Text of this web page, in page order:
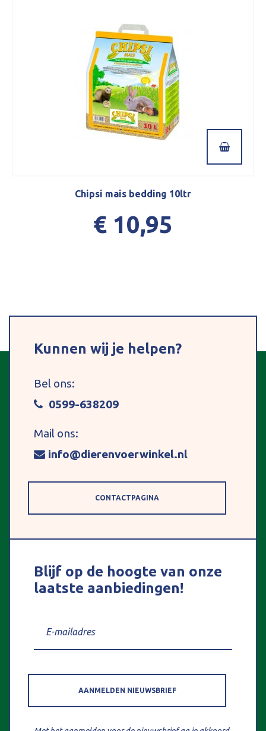
Chipsi mais bedding 10ltr
€ 10,95
Kunnen wij je helpen?
Bel ons:
0599-638209
Mail ons:
info@dierenvoerwinkel.nl
CONTACTPAGINA
Blijf op de hoogte van onze
laatste aanbiedingen!
AANMELDEN NIEUWSBRIEF